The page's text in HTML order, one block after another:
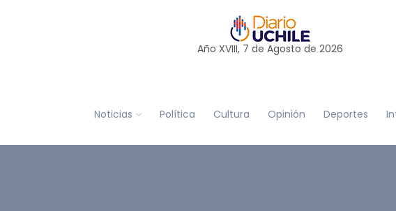
Año XVIII, 7 de Agosto de 2026
Noticias Política Cultura Opinión Deportes